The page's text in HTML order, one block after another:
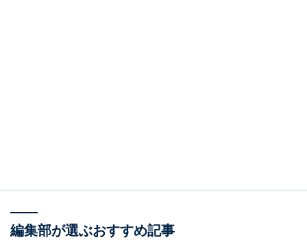
Amazonのセール商品から売れ筋ランキングまで、毎日のお買いも
編集部が選ぶおすすめ記事